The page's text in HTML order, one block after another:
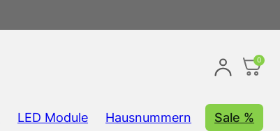
0
LED Module Hausnummern Sale %